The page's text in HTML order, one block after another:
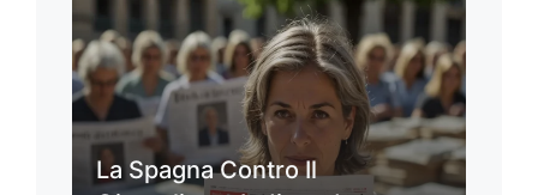
La Spagna Contro Il